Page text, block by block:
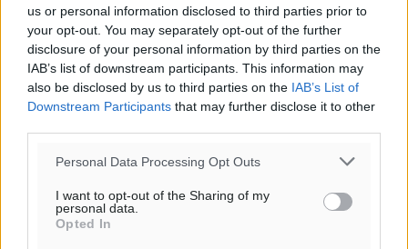
us or personal information disclosed to third parties prior to
your opt-out. You may separately opt-out of the further
disclosure of your personal information by third parties on the
IAB’s list of downstream participants. This information may
also be disclosed by us to third parties on the IAB’s List of
Downstream Participants that may further disclose it to other
Personal Data Processing Opt Outs
I want to opt-out of the Sharing of my
personal data.
Opted In
Από την παράδοση της Ρόδου στα ερευνητικά
εργαστήρια: Το μελεκούνι αποκτά διεθνές
επιστημονικό ενδιαφέρον
πριν 2 ώρες
Επίσκεψη θα πραγματοποιήσει στη Λέρο τον
Σεπτέμβριο η Όλγα Κεφαλογιάννη
Τοπικές Ειδήσεις• πριν 3 ώρες